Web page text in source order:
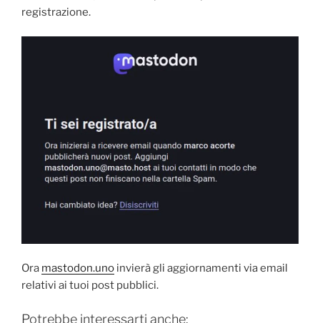
registrazione.
Ora mastodon.uno invierà gli aggiornamenti via email
relativi ai tuoi post pubblici.
Potrebbe interessarti anche: